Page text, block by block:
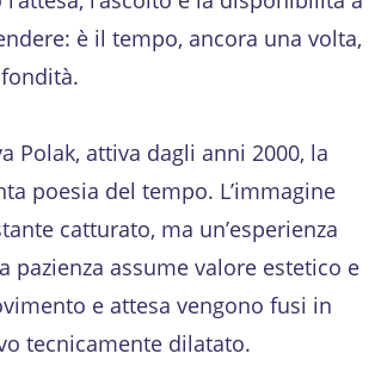
è il tempo, ancora una volta,
Polak, attiva dagli anni 2000, la
poesia del tempo. L’immagine
catturato, ma un’esperienza
pazienza assume valore estetico e
e attesa vengono fusi in
tecnicamente dilatato.